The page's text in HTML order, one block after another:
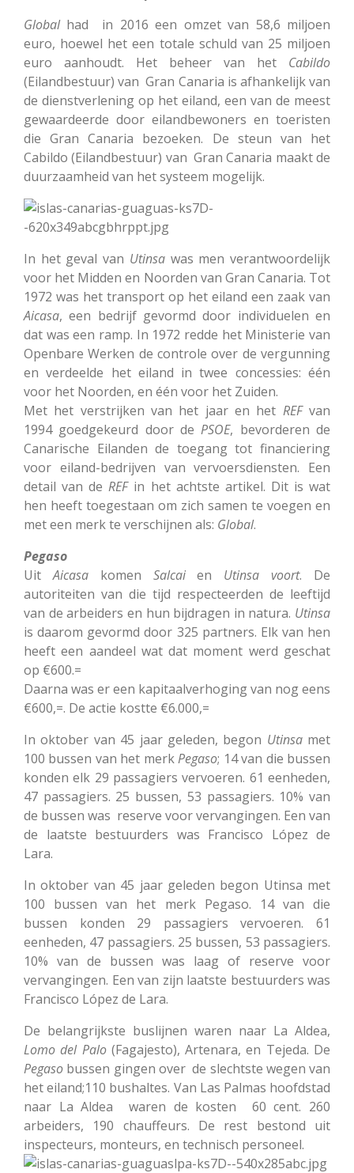
Globalhad in 2016 een omzet van 58,6 miljoen
euro, hoewel het een totale schuld van 25 miljoen
euro aanhoudt. Het beheer van het Cabildo
(Eilandbestuur) van Gran Canaria is afhankelijk van
de dienstverlening op het eiland, een van de meest
gewaardeerde door eilandbewoners en toeristen
die Gran Canaria bezoeken. De steun van het
Cabildo (Eilandbestuur) van Gran Canaria maakt de
duurzaamheid van het systeem mogelijk.
In het geval van Utinsawas men verantwoordelijk
voor het Midden en Noorden van Gran Canaria. Tot
1972 was het transport op het eiland een zaak van
Aicasa, een bedrijf gevormd door individuelen en
dat was een ramp. In 1972 redde het Ministerie van
Openbare Werken de controle over de vergunning
en verdeelde het eiland in twee concessies: één
voor het Noorden, en één voor het Zuiden.
Met het verstrijken van het jaar en het REFvan
1994 goedgekeurd door dePSOE, bevorderen de
Canarische Eilanden de toegang tot financiering
voor eiland-bedrijven van vervoersdiensten. Een
detail van deREFin het achtste artikel. Dit is wat
hen heeft toegestaan om zich samen te voegen en
met een merk te verschijnen als: Global.
Pegaso
UitAicasakomen Salcaien Utinsa voort. De
autoriteiten van die tijd respecteerden de leeftijd
van de arbeiders en hun bijdragen in natura. Utinsa
is daarom gevormd door 325 partners. Elk van hen
heeft een aandeel wat dat moment werd geschat
op €600.=
Daarna was er een kapitaalverhoging van nog eens
€600,=. De actie kostte €6.000,=
In oktober van 45 jaar geleden, begon Utinsamet
100 bussen van het merkPegaso; 14 van die bussen
konden elk 29 passagiers vervoeren. 61 eenheden,
47 passagiers. 25 bussen, 53 passagiers. 10% van
de bussen was reserve voor vervangingen. Een van
de laatste bestuurders was Francisco López de
Lara.
In oktober van 45 jaar geleden begon Utinsa met
100 bussen van het merk Pegaso. 14 van die
bussen konden 29 passagiers vervoeren. 61
eenheden, 47 passagiers. 25 bussen, 53 passagiers.
10% van de bussen was laag of reserve voor
vervangingen. Een van zijn laatste bestuurders was
Francisco López de Lara.
De belangrijkste buslijnen waren naar La Aldea,
Lomo del Palo(Fagajesto), Artenara, en Tejeda. De
Pegaso bussen gingen over de slechtste wegen van
het eiland;110 bushaltes. Van Las Palmas hoofdstad
naar La Aldea waren de kosten 60 cent. 260
arbeiders, 190 chauffeurs. De rest bestond uit
inspecteurs, monteurs, en technisch personeel.